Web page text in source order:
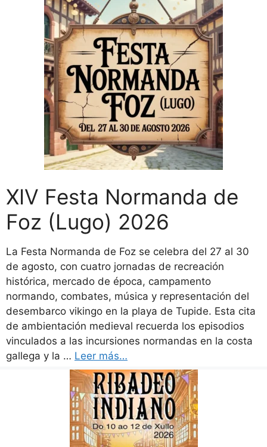
XIV Festa Normanda de
Foz (Lugo) 2026
La Festa Normanda de Foz se celebra del 27 al 30
de agosto, con cuatro jornadas de recreación
histórica, mercado de época, campamento
normando, combates, música y representación del
desembarco vikingo en la playa de Tupide. Esta cita
de ambientación medieval recuerda los episodios
vinculados a las incursiones normandas en la costa
gallega y la … Leer más…